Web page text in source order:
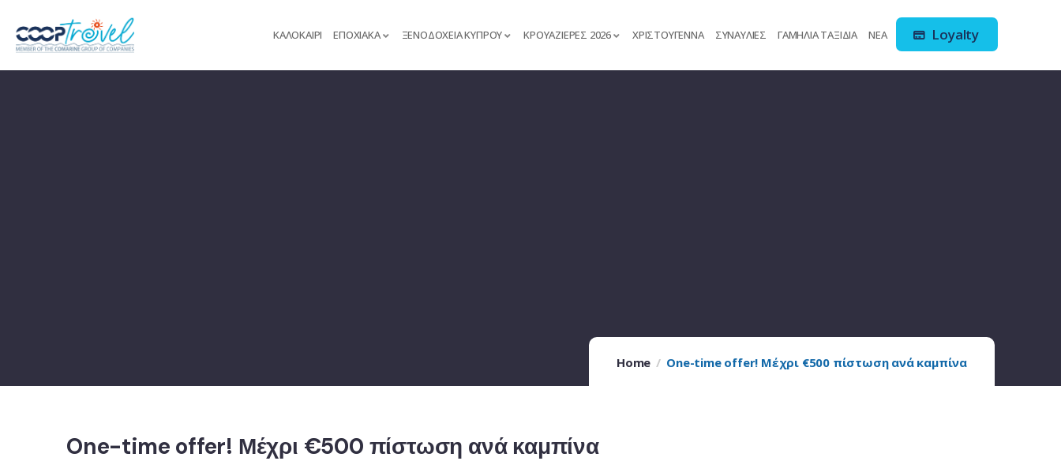
ΚΑΛΟΚΑΙΡΙ ΕΠΟΧΙΑΚΑ ΞΕΝΟΔΟΧΕΙΑ ΚΥΠΡΟΥ ΚΡΟΥΑΖΙΕΡΕΣ 2026 ΧΡΙΣΤΟΥΓΕΝΝΑ ΣΥΝΑΥΛΙΕΣ ΓΑΜΗΛΙΑ ΤΑΞΙΔΙΑ ΝΕΑ Loyalty
Home One-time offer! Μέχρι €500 πίστωση ανά καμπίνα
One-time offer! Μέχρι €500 πίστωση ανά καμπίνα